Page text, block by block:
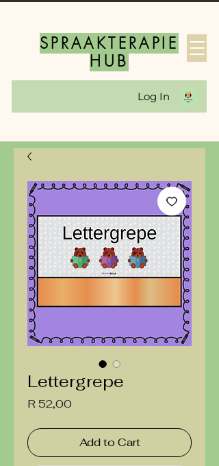
SPRAAKTERAPIE
HUB
Log In
Lettergrepe
R 52,00
Add to Cart